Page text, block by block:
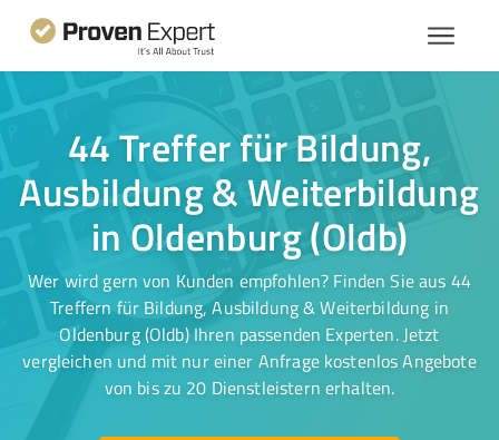
44 Treffer für Bildung,
Ausbildung & Weiterbildung
in Oldenburg (Oldb)
Wer wird gern von Kunden empfohlen? Finden Sie aus 44
Treffern für Bildung, Ausbildung & Weiterbildung in
Oldenburg (Oldb) Ihren passenden Experten. Jetzt
vergleichen und mit nur einer Anfrage kostenlos Angebote
von bis zu 20 Dienstleistern erhalten.